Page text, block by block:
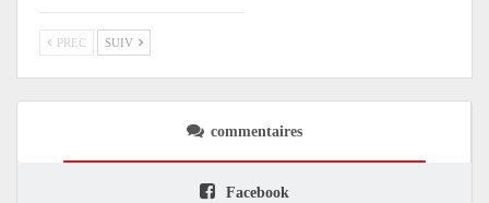
PREC SUIV
commentaires
Facebook